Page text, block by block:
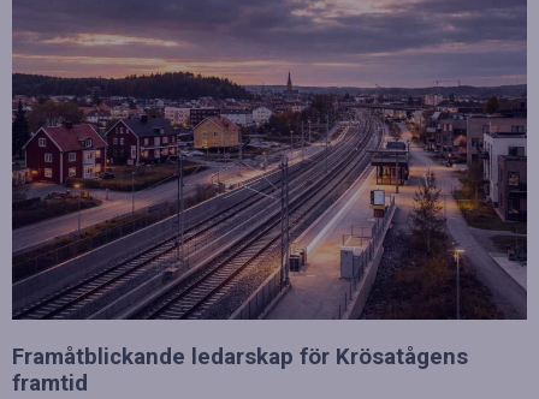
Framåtblickande ledarskap för Krösatågens
framtid